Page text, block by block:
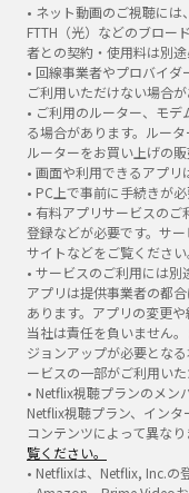
• ネット動画のご視聴には
FTTH（光）などのブロー
者との契約・使用料は別途
• 回線事業者やプロバイダ
ご利用いただけない場合が
• ご利用のルーター、モ
る場合があります。ルー
ルーターをお買い上げの販
• 画面や利用できるアプリ
• PC上で事前に手続きが
• 有料アプリサービスの
登録などが必要です。サ
サイトなどをご覧ください
• サービスのご利用には別
アプリは提供事業者の都
あります。アプリの変更
当社は責任を負いません
ジョンアップが必要とな
ービスの一部がご利用いた
• Netflix視聴プランのメン
Netflix視聴プラン、イン
コンテンツによって異なり
覧ください。
• Netflixは、Netflix, Inc.の